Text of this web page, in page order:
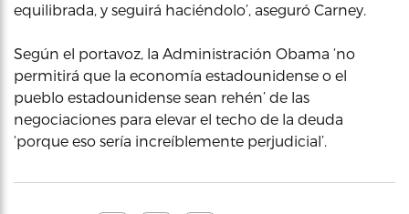
equilibrada, y seguirá haciéndolo’, aseguró Carney.
Según el portavoz, la Administración Obama ‘no
permitirá que la economía estadounidense o el
pueblo estadounidense sean rehén’ de las
negociaciones para elevar el techo de la deuda
‘porque eso sería increíblemente perjudicial’.